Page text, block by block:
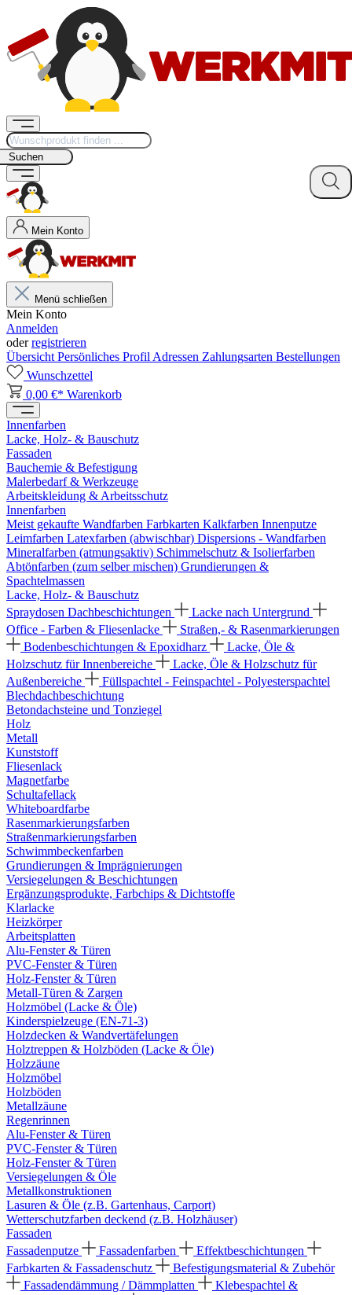
Suchen
Mein Konto
Menü schließen
Mein Konto
Anmelden
oderregistrieren
Übersicht Persönliches Profil Adressen Zahlungsarten Bestellungen
Wunschzettel
0,00 €* Warenkorb
Innenfarben
Lacke, Holz- & Bauschutz
Fassaden
Bauchemie & Befestigung
Malerbedarf & Werkzeuge
Arbeitskleidung & Arbeitsschutz
Innenfarben
Meist gekaufte Wandfarben Farbkarten Kalkfarben Innenputze
Leimfarben Latexfarben (abwischbar) Dispersions - Wandfarben
Mineralfarben (atmungsaktiv) Schimmelschutz & Isolierfarben
Abtönfarben (zum selber mischen) Grundierungen &
Spachtelmassen
Lacke, Holz- & Bauschutz
Spraydosen Dachbeschichtungen
Lacke nach Untergrund
Office - Farben & Fliesenlacke
Straßen,- & Rasenmarkierungen
Bodenbeschichtungen & Epoxidharz
Lacke, Öle &
Holzschutz für Innenbereiche
Lacke, Öle & Holzschutz für
Außenbereiche
Füllspachtel - Feinspachtel - Polyesterspachtel
Blechdachbeschichtung
Betondachsteine und Tonziegel
Holz
Metall
Kunststoff
Fliesenlack
Magnetfarbe
Schultafellack
Whiteboardfarbe
Rasenmarkierungsfarben
Straßenmarkierungsfarben
Schwimmbeckenfarben
Grundierungen & Imprägnierungen
Versiegelungen & Beschichtungen
Ergänzungsprodukte, Farbchips & Dichtstoffe
Klarlacke
Heizkörper
Arbeitsplatten
Alu-Fenster & Türen
PVC-Fenster & Türen
Holz-Fenster & Türen
Metall-Türen & Zargen
Holzmöbel (Lacke & Öle)
Kinderspielzeuge (EN-71-3)
Holzdecken & Wandvertäfelungen
Holztreppen & Holzböden (Lacke & Öle)
Holzzäune
Holzmöbel
Holzböden
Metallzäune
Regenrinnen
Alu-Fenster & Türen
PVC-Fenster & Türen
Holz-Fenster & Türen
Versiegelungen & Öle
Metallkonstruktionen
Lasuren & Öle (z.B. Gartenhaus, Carport)
Wetterschutzfarben deckend (z.B. Holzhäuser)
Fassaden
Fassadenputze
Fassadenfarben
Effektbeschichtungen
Farbkarten & Fassadenschutz
Befestigungsmaterial & Zubehör
Fassadendämmung / Dämmplatten
Klebespachtel &